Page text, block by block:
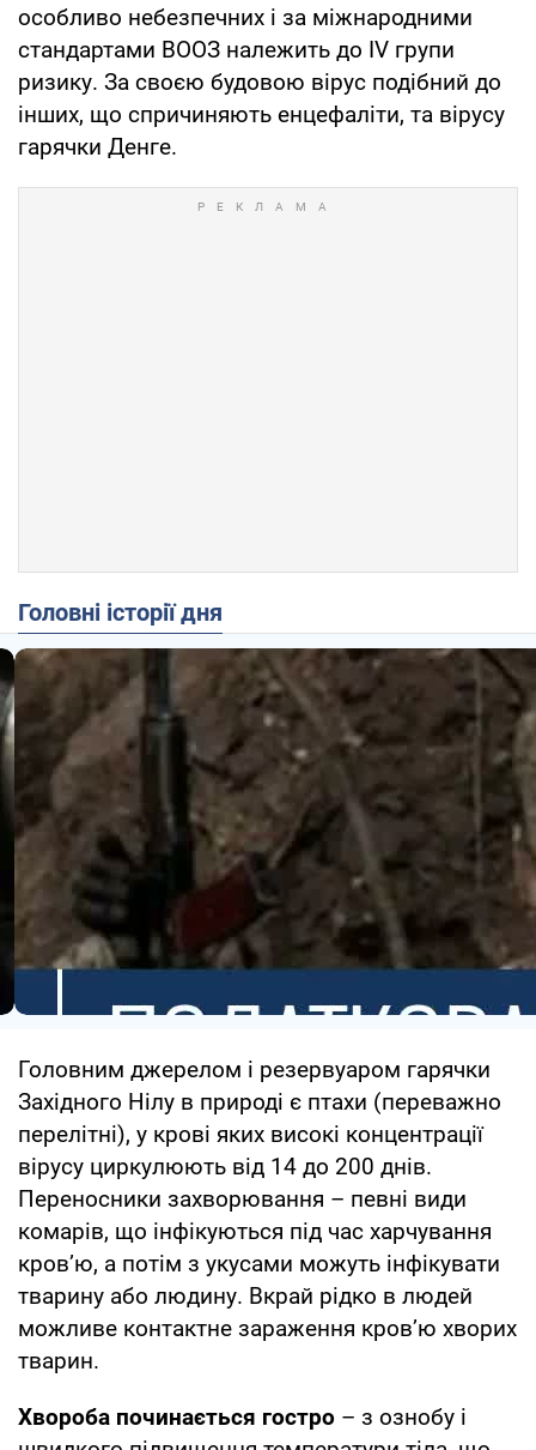
особливо небезпечних і за міжнародними
стандартами ВООЗ належить до IV групи
ризику. За своєю будовою вірус подібний до
інших, що спричиняють енцефаліти, та вірусу
гарячки Денге.
Головні історії дня
Головним джерелом і резервуаром гарячки
Західного Нілу в природі є птахи (переважно
перелітні), у крові яких високі концентрації
вірусу циркулюють від 14 до 200 днів.
Переносники захворювання – певні види
комарів, що інфікуються під час харчування
кров’ю, а потім з укусами можуть інфікувати
тварину або людину. Вкрай рідко в людей
можливе контактне зараження кров’ю хворих
тварин.
Хвороба починається гостро – з ознобу і